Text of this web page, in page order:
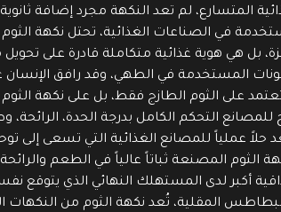
المتسارع، لم تعد النكهة مجرد إضافة
في الصناعات الغذائية، تحتل نكهة
بل هي هوية غذائية متكاملة قادرة على
المستخدمة في الطهي، وقد رافق
على الثوم الطازج فقط، بل على نكهة
للمصانع التحكم الكامل بدرجة الحدة،
حلاً عملياً للمصانع الغذائية التي تسعى
الثوم المصنعة ثباتاً عالياً في الطعم
أكبر لدى المستهلك النهائي الذي
المقلية، تُعد نكهة الثوم من النكهات